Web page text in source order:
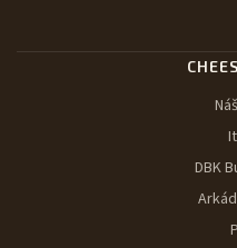
DBK